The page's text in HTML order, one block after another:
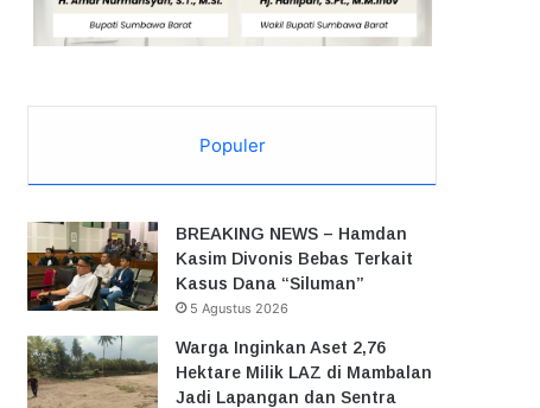
Populer
BREAKING NEWS – Hamdan
Kasim Divonis Bebas Terkait
Kasus Dana “Siluman”
5 Agustus 2026
Warga Inginkan Aset 2,76
Hektare Milik LAZ di Mambalan
Jadi Lapangan dan Sentra